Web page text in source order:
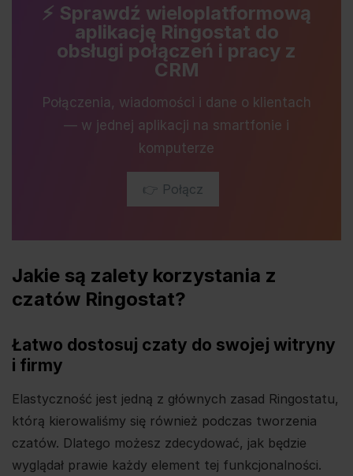
⚡️ Sprawdź wieloplatformową
aplikację Ringostat do
obsługi połączeń i pracy z
CRM
Połączenia, wiadomości i dane o klientach
— w jednej aplikacji na smartfonie i
komputerze
👉 Połącz
Jakie są zalety korzystania z
czatów Ringostat?
Łatwo dostosuj czaty do swojej witryny
i firmy
Elastyczność jest jedną z głównych zasad Ringostatu,
którą kierowaliśmy się również podczas tworzenia
czatów. Dlatego możesz zdecydować, jak będzie
wyglądał prawie każdy element tej funkcjonalności.